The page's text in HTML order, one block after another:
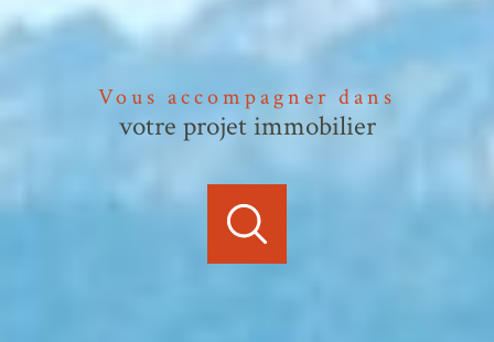
Vous accompagner dans
votre projet immobilier